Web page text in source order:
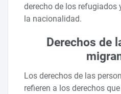
derecho de los refugiados
la nacionalidad.
Derechos de
Los derechos de las
refieren a los derechos